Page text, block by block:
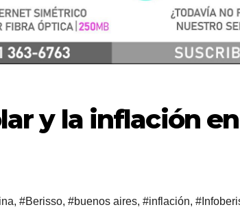
y la inflación
, #Berisso, #buenos aires, #inflación,